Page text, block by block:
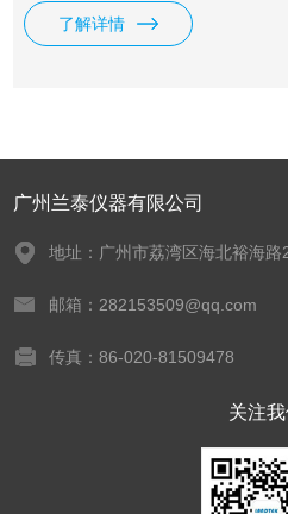
土工化验工作量，缩短工期，它
检验，也适用于质检和监理公司
了解详情
广州兰泰仪器有限公司
地址：广州市荔湾区海北裕海路
邮箱：282153509@qq.com
传真：86-020-81509478
关注